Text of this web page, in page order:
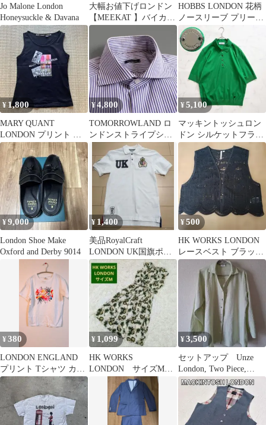
Jo Malone London
Honeysuckle & Davana
大幅お値下げロンドン
【MEEKAT 】バイカラ
ー チュニック
HOBBS LONDON 花柄
ノースリーブ プリーツ
ワンピース
¥ 1,800
MARY QUANT
LONDON プリント タ
ンクトップ
¥4,800
TOMORROWLAND ロ
ンドンストライプシャ
ツ ホリゾンタルカラー
¥5,100
マッキントッシュロン
ドン シルケットフライ
スポロシャツ メタルボ
タン 38 緑
¥9,000
London Shoe Make
Oxford and Derby 9014
¥ 1,400
美品RoyalCraft
LONDON UK国旗ポロ
シャツ ホワイト M
¥500
HK WORKS LONDON
レースベスト ブラック
M
¥380
LONDON ENGLAND
プリント Tシャツ カラ
フル ロンドン
¥ 1,099
HK WORKS
LONDON サイズM
ノースリーブワンピー
ス ボタニカル柄
¥3,500
セットアップ Unze
London, Two Piece,
summer